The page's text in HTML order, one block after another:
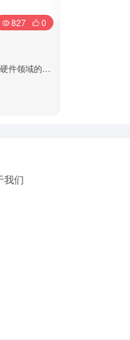
人工智能和智能硬件领域的互联网科技媒体
827 0
我们